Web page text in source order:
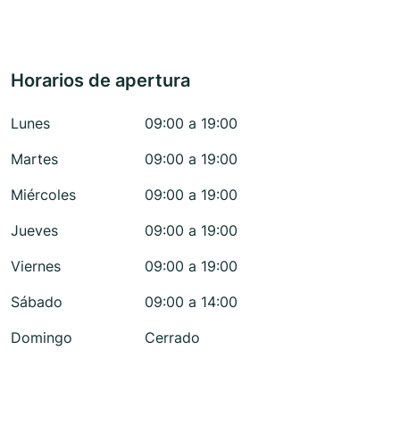
Horarios de apertura
Lunes
09:00 a 19:00
Martes
09:00 a 19:00
Miércoles
09:00 a 19:00
Jueves
09:00 a 19:00
Viernes
09:00 a 19:00
Sábado
09:00 a 14:00
Domingo
Cerrado